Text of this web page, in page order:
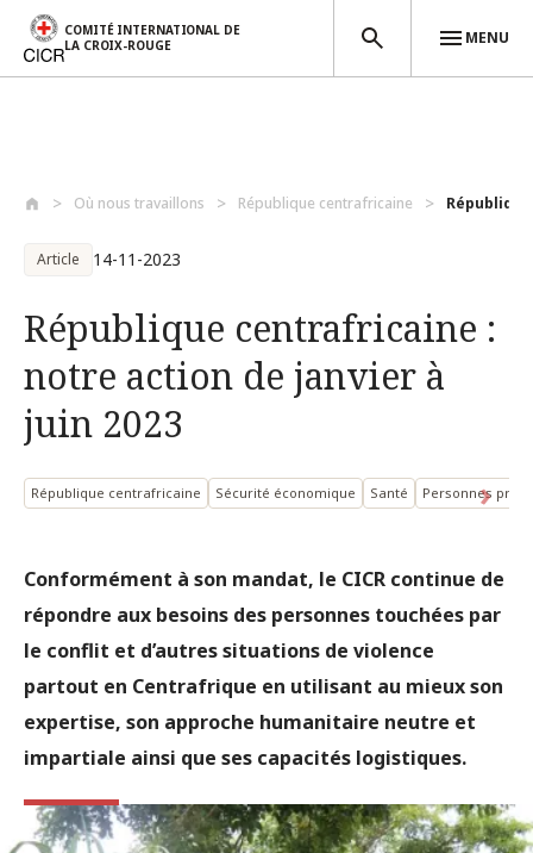
COMITÉ INTERNATIONAL DE
LA CROIX-ROUGE
MENU
Où nous travaillons République centrafricaine
Article 14-11-2023
République centrafricaine :
notre action de janvier à
juin 2023
République centrafricaine Sécurité économique Santé Personnes
Conformément à son mandat, le CICR continue de
répondre aux besoins des personnes touchées par
le conflit et d’autres situations de violence
partout en Centrafrique en utilisant au mieux son
expertise, son approche humanitaire neutre et
impartiale ainsi que ses capacités logistiques.